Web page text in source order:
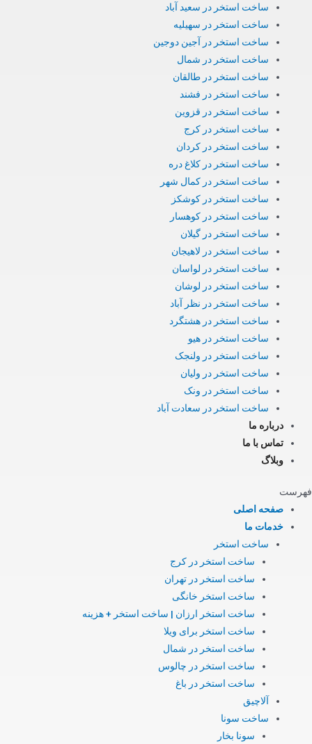
ساخت استخر در سعید آباد
ساخت استخر در سهیلیه
ساخت استخر در آجین دوجین
ساخت استخر در شمال
ساخت استخر در طالقان
ساخت استخر در فشند
ساخت استخر در قزوین
ساخت استخر در کرج
ساخت استخر در کردان
ساخت استخر در کلاغ دره
ساخت استخر در کمال شهر
ساخت استخر در کوشکز
ساخت استخر در کوهسار
ساخت استخر در گیلان
ساخت استخر در لاهیجان
ساخت استخر در لواسان
ساخت استخر در لوشان
ساخت استخر در نظر آباد
ساخت استخر در هشتگرد
ساخت استخر در هیو
ساخت استخر در ولنجک
ساخت استخر در ولیان
ساخت استخر در ونک
ساخت استخر در سعادت آباد
درباره ما
تماس با ما
وبلاگ
فهرست
صفحه اصلی
خدمات ما
ساخت استخر
ساخت استخر در کرج
ساخت استخر در تهران
ساخت استخر خانگی
ساخت استخر ارزان | ساخت استخر + هزینه
ساخت استخر برای ویلا
ساخت استخر در شمال
ساخت استخر در چالوس
ساخت استخر در باغ
آلاچیق
ساخت سونا
سونا بخار